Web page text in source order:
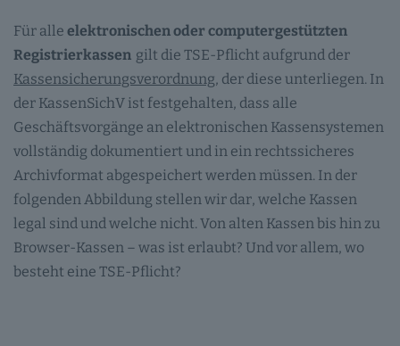
Für alle elektronischen oder computergestützten
Registrierkassen gilt die TSE-Pflicht aufgrund der
Kassensicherungsverordnung, der diese unterliegen. In
der KassenSichV ist festgehalten, dass alle
Geschäftsvorgänge an elektronischen Kassensystemen
vollständig dokumentiert und in ein rechtssicheres
Archivformat abgespeichert werden müssen. In der
folgenden Abbildung stellen wir dar, welche Kassen
legal sind und welche nicht. Von alten Kassen bis hin zu
Browser-Kassen – was ist erlaubt? Und vor allem, wo
besteht eine TSE-Pflicht?